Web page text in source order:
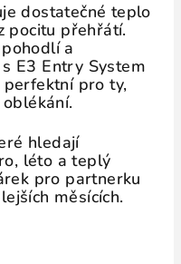
dostatečné teplo
pocitu přehřátí.
a
s E3 Entry System
perfektní pro ty,
hledají
léto a teplý
pro partnerku
měsících.